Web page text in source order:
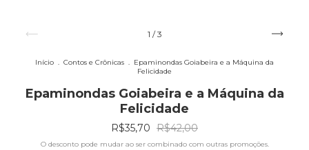
1 /3
Início . Contos e Crônicas . Epaminondas Goiabeira e a Máquina da
Felicidade
Epaminondas Goiabeira e a Máquina da
Felicidade
R$35,70 R$42,00
O desconto pode mudar ao ser combinado com outras promoções.